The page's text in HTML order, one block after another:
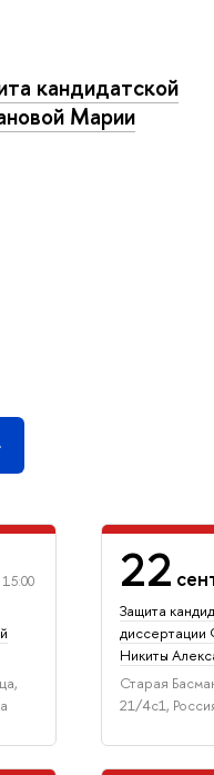
кандидатской
Марии
15:00 22
Защита
диссертации
Никиты
Старая
21/4с1,